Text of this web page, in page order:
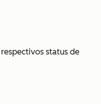
status de